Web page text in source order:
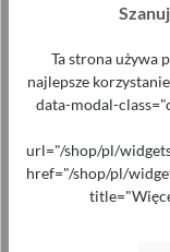
W
Ilość
Proszę dodać
Ta strona używa
najlepsze
data-modal-
url="/shop/pl/
href="/shop/pl/